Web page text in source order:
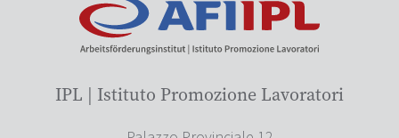
IPL | Istituto Promozione Lavoratori